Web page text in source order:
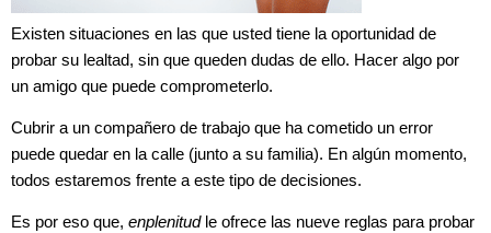
Existen situaciones en las que usted tiene la oportunidad de
probar su lealtad, sin que queden dudas de ello. Hacer algo por
un amigo que puede comprometerlo.
Cubrir a un compañero de trabajo que ha cometido un error
puede quedar en la calle (junto a su familia). En algún momento,
todos estaremos frente a este tipo de decisiones.
Es por eso que, enplenitudle ofrece las nueve reglas para probar